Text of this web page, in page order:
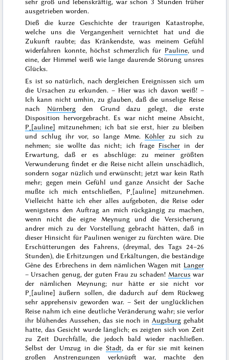
ausgetrieben worden.
Dieß die kurze Geschichte der traurigen Katastrophe,
welche uns die Vergangenheit vernichtet hat und die
Zukunft raubte; das Kränkendste, was meinem Gefühl
widerfahren konnte, höchst schmerzlich für Pauline, und
eine, der Himmel weiß wie lange daurende Störung unsres
Glücks.
Es ist so natürlich, nach dergleichen Ereignissen sich um
die Ursachen zu erkunden. – Hier was ich davon weiß! –
Ich kann nicht umhin, zu glauben, daß die unselige Reise
nach Nürnbergden Grund dazu gelegt, die erste
Disposition hervorgebracht. Es war nicht meine Absicht,
P˖[auline] mitzunehmen; ich bat sie erst, hier zu bleiben
und schlug ihr vor, so lange Mme. Köhler zu sich zu
nehmen; sie wollte das nicht; ich frage Fischer in der
Erwartung, daß er es abschlüge: zu meiner größten
Verwunderung findet er die Reise nicht allein unschädlich,
sondern sogar nüzlich und erwünscht; jetzt war kein Rath
mehr; gegen mein Gefühl und ganze Ansicht der Sache
mußte ich mich entschließen, P˖[auline] mitzunehmen.
Vielleicht hätte ich eher alles aufgeboten, die Reise oder
wenigstens den Auftrag an mich rückgängig zu machen,
wenn nicht die eigne Meynung und die Versicherung
andrer mich zu der Vorstellung gebracht hätten, daß in
dieser Hinsicht für Paulinen weniger zu fürchten wäre. Die
Erschütterungen des Fahrens, (dreymal, des Tags 24–26
Stunden), die Erhitzungen und Erkältungen, die beständige
Gêne des Erbrechens in dem nämlichen Wagen mit Langer
– Ursachen genug, der guten Frau zu schaden! Marcus war
der nämlichen Meynung; nur hätte er sie nicht vor
P˖[auline] äußern sollen, die dadurch auf dem Rückweg
sehr apprehensiv geworden war. – Seit der unglücklichen
Reise nahm ich eine deutliche Veränderung wahr; sie verlor
ihr blühendes Aussehen, das sie noch in Augsburggehabt
hatte, das Gesicht wurde länglich; es zeigten sich von Zeit
zu Zeit Durchfälle, die jedoch bald wieder nachließen.
Selbst der Umzug in die Stadt, da er für sie mit keinen
großen Anstrengungen verknüpft war, machte den